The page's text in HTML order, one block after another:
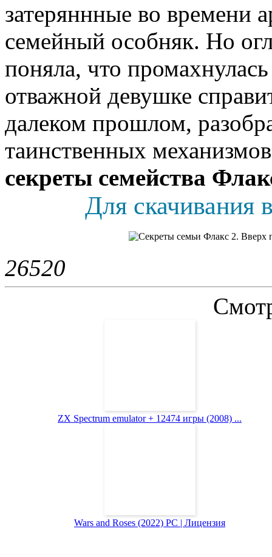
затеряннные во времени
семейный особняк. Но
поняла, что
отважной девушке
далеком прошлом,
таинственных
секреты семейства
Для скачивания
26520
ZX Spectrum emulator + 12474 игры (2008) ...
Wars and Roses (2022) PC | Лицензия